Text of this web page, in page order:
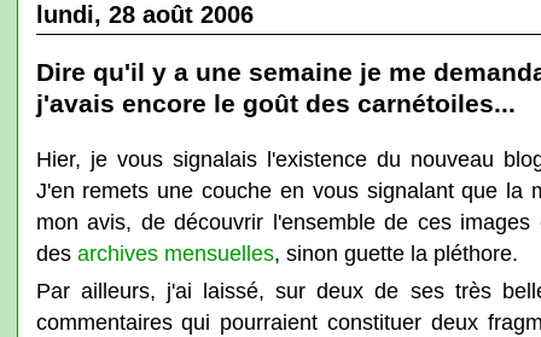
lundi, 28 août 2006
Dire qu'il y a une semaine je me
j'avais encore le goût des carnétoiles...
Hier, je vous signalais l'existence du nouveau
J'en remets une couche en vous signalant que la
mon avis, de découvrir l'ensemble de ces
des archives mensuelles, sinon guette la pléthore.
Par ailleurs, j'ai laissé, sur deux de ses très
commentaires qui pourraient constituer deux